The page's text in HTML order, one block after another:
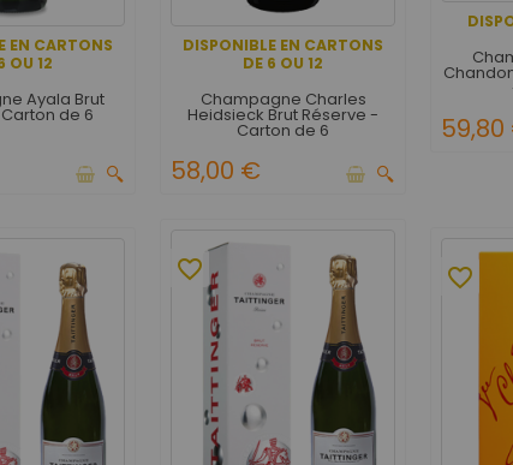
EN CARTONS
OU 12
Ayala Brut
de 6
DISPONIBLE EN CARTONS
DE 6 OU 12
Champagne Charles
Heidsieck Brut Réserve -
Carton de 6
58,00 €
favorite_border favorite_border